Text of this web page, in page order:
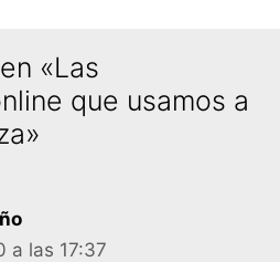
«Las
que usamos a
a las 17:37